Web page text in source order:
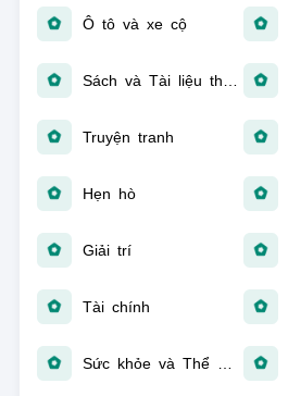
Ô tô và xe cộ
Truyện tranh
Hẹn hò
Giải trí
Tài chính